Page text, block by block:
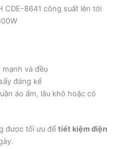
CDE-8641 công suất lên tới
và đều
đáng kể
áo ẩm, lâu khô hoặc có
được tối ưu để tiết kiệm điện